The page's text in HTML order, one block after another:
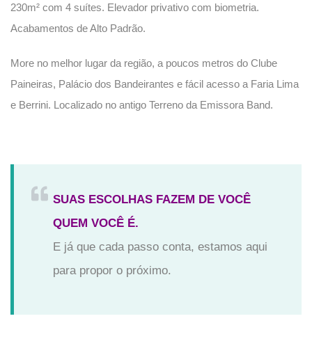
230m² com 4 suítes. Elevador privativo com biometria.
Acabamentos de Alto Padrão.
More no melhor lugar da região, a poucos metros do Clube
Paineiras, Palácio dos Bandeirantes e fácil acesso a Faria Lima
e Berrini. Localizado no antigo Terreno da Emissora Band.
SUAS ESCOLHAS FAZEM DE VOCÊ
QUEM VOCÊ É.
E já que cada passo conta, estamos aqui
para propor o próximo.